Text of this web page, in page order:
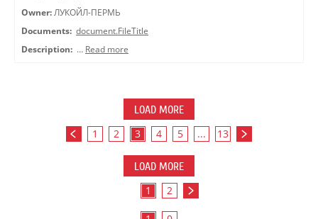
Owner: ЛУКОЙЛ-ПЕРМЬ
Documents: document.FileTitle
Description: … Read more
LOAD MORE
1 2 3 4 5 ... 13
LOAD MORE
1 2